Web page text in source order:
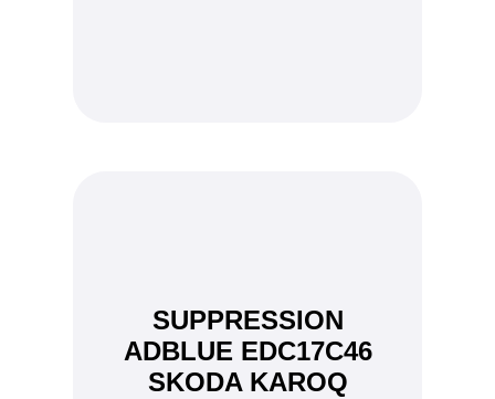
SUPPRESSION
ADBLUE EDC17C46
SKODA KAROQ